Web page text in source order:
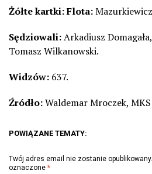
Żółte kartki: Flota:
Sędziowali:Arkadiusz
Tomasz Wilkanowski.
Widzów: 637.
Źródło:Waldemar Mroczek,
POWIĄZANE TEMATY:
Twój adres email nie zostanie opublikowany.
oznaczone *